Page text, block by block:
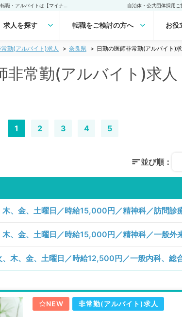
自治体・公共団体採用
求人を探す 転職をご検討の方へ お役
勤(アルバイト)求人 奈良県 日勤の医師非常勤(アルバイト)
非常勤(アルバイト)求人
1 2 3 4 5
並び順：
木、金、土曜日／時給15,000円／精神科／一般外
NEW 非常勤(アルバイト)求人